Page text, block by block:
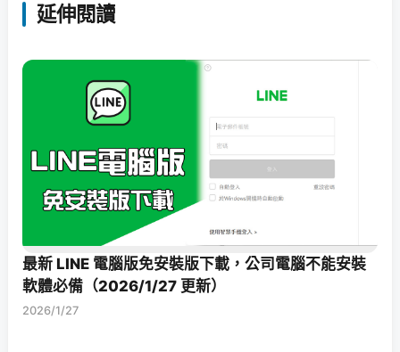
延伸閱讀
最新 LINE 電腦版免安裝版下載，公司電腦不能安裝
軟體必備（2026/1/27 更新）
2026/1/27